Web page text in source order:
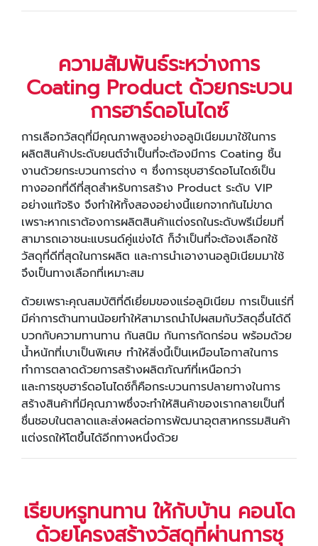
ความสัมพันธ์ระหว่างการ
Coating Product ด้วยกระบวน
การฮาร์ดอโนไดซ์
การเลือกวัสดุที่มีคุณภาพสูงอย่างอลูมิเนียมมาใช้ในการ
ผลิตสินค้าประดับยนต์จำเป็นที่จะต้องมีการ Coating ชิ้น
งานด้วยกระบวนการต่าง ๆ ซึ่งการชุบฮาร์ดอโนไดซ์เป็น
ทางออกที่ดีที่สุดสำหรับการสร้าง Product ระดับ VIP
อย่างแท้จริง จึงทำให้ทั้งสองอย่างนี้แยกจากกันไม่ขาด
เพราะหากเราต้องการผลิตสินค้าแต่งรถในระดับพรีเมี่ยมที่
สามารถเอาชนะแบรนด์คู่แข่งได้ ก็จำเป็นที่จะต้องเลือกใช้
วัสดุที่ดีที่สุดในการผลิต และการนำเอางานอลูมิเนียมมาใช้
จึงเป็นทางเลือกที่เหมาะสม
ด้วยเพราะคุณสมบัติที่ดีเยี่ยมของแร่อลูมิเนียม การเป็นแร่ที่
มีค่าการต้านทานน้อยทำให้สามารถนำไปผสมกับวัสดุอื่นได้ดี
บวกกับความทานทาน กันสนิม กันการกัดกร่อน พร้อมด้วย
น้ำหนักที่เบาเป็นพิเศษ ทำให้สิ่งนี้เป็นเหมือนโอกาสในการ
ทำการตลาดด้วยการสร้างผลิตภัณฑ์ที่เหนือกว่า
และการชุบฮาร์ดอโนไดซ์ก็คือกระบวนการปลายทางในการ
สร้างสินค้าที่มีคุณภาพซึ่งจะทำให้สินค้าของเรากลายเป็นที่
ชื่นชอบในตลาดและส่งผลต่อการพัฒนาอุตสาหกรรมสินค้า
แต่งรถให้โตขึ้นได้อีกทางหนึ่งด้วย
เรียบหรูทนทาน ให้กับบ้าน คอนโด
ด้วยโครงสร้างวัสดุที่ผ่านการชุ